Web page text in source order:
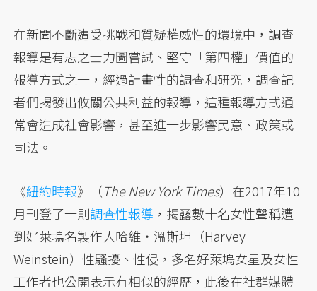
在新聞不斷遭受挑戰和質疑權威性的環境中，調查
報導是有志之士力圖嘗試、堅守「第四權」價值的
報導方式之一，經過計畫性的調查和研究，調查記
者們揭發出攸關公共利益的報導，這種報導方式通
常會造成社會影響，甚至進一步影響民意、政策或
司法。
《紐約時報》（The New York Times）在2017年10
月刊登了一則調查性報導 ，揭露數十名女性聲稱遭
到好萊塢名製作人哈維・溫斯坦（Harvey
Weinstein）性騷擾、性侵，多名好萊塢女星及女性
工作者也公開表示有相似的經歷，此後在社群媒體